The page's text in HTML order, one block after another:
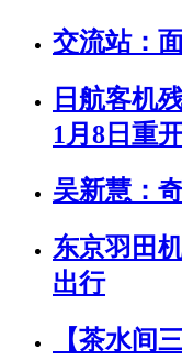
交流站：
日航客机
1月8日重
吴新慧：
东京羽田
出行
【茶水间